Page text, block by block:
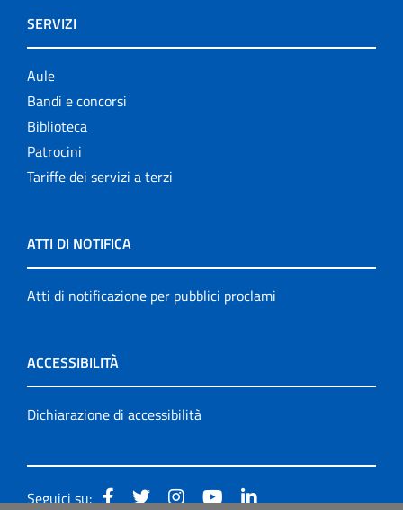
SERVIZI
Aule
Bandi e concorsi
Biblioteca
Patrocini
Tariffe dei servizi a terzi
ATTI DI NOTIFICA
Atti di notificazione per pubblici proclami
ACCESSIBILITÀ
Dichiarazione di accessibilità
Seguici su: